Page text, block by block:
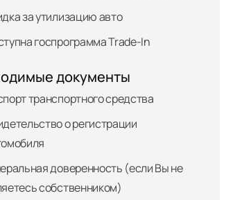
за утилизацию авто
госпрограмма Trade-In
документы
транспортного средства
о регистрации
доверенность (если Вы не
собственником)